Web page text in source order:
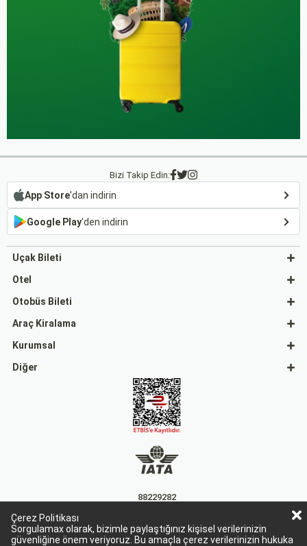
Çerez Politikası
Sorgulamax olarak, bizimle paylaştığınız kişisel verilerinizin
güvenliğine önem veriyoruz. Bu amaçla çerez verilerinizin hukuka
Bizi Takip Edin:
App Store'dan indirin
Google Play'den indirin
Uçak Bileti
Otel
Otobüs Bileti
Araç Kiralama
Kurumsal
Diğer
88229282
15863